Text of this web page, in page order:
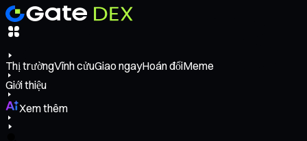
Thị trườngVĩnh cửuGiao ngayHoán đổiMeme
Giới thiệu
Xem thêm